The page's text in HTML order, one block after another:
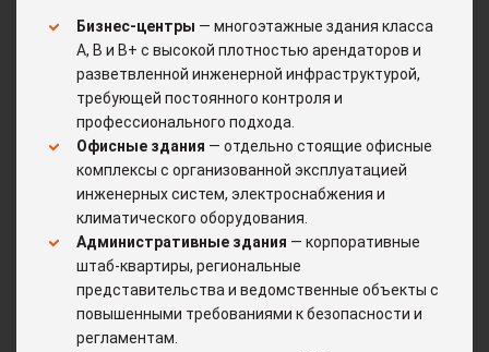
Бизнес-центры — многоэтажные здания класса
A, B и B+ с высокой плотностью арендаторов и
разветвленной инженерной инфраструктурой,
требующей постоянного контроля и
профессионального подхода.
Офисные здания — отдельно стоящие офисные
комплексы с организованной эксплуатацией
инженерных систем, электроснабжения и
климатического оборудования.
Административные здания — корпоративные
штаб-квартиры, региональные
представительства и ведомственные объекты с
повышенными требованиями к безопасности и
регламентам.